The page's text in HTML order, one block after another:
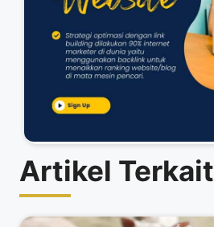
Artikel Terkait